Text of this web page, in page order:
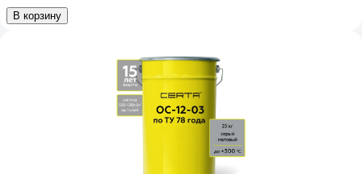
В корзину